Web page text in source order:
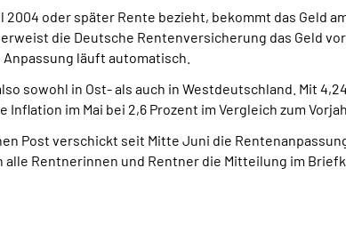
oder später Rente bezieht, bekommt das Geld
die Deutsche Rentenversicherung das Geld
läuft automatisch.
sowohl in Ost- als auch in Westdeutschland. Mit
im Mai bei 2,6 Prozent im Vergleich zum
Post verschickt seit Mitte Juni die
Rentnerinnen und Rentner die Mitteilung im